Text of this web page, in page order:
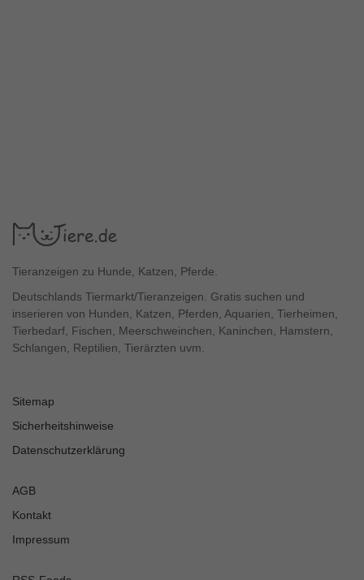
Tieranzeigen zu Hunde, Katzen, Pferde.
Deutschlands Tiermarkt/Tieranzeigen. Gratis suchen und
inserieren von Hunden, Katzen, Pferden, Aquarien, Tierheimen,
Tierbedarf, Fischen, Meerschweinchen, Kaninchen, Hamstern,
Schlangen, Reptilien, Tierärzten uvm.
Sitemap
Sicherheitshinweise
Datenschutzerklärung
AGB
Kontakt
Impressum